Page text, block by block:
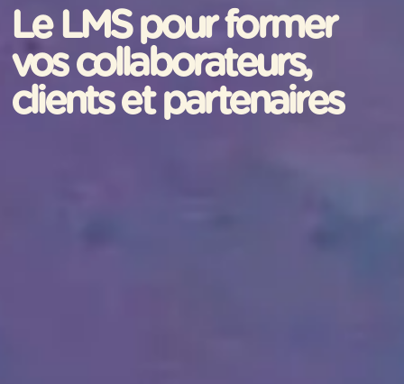
Le LMS pour former
vos collaborateurs,
clients et partenaires